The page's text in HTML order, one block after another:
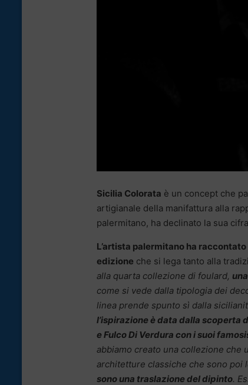
Sicilia Colorata è un concept che
artigianale della manifattura alla
palermitano, ha declinato la sua
L’artista palermitano ha
edizione che si lega tanto alla
alla quarta collezione di foulard,
come si vede dalla tipologia dei
linea prende spunto sì dalla
l’ispirazione è data dalla scoperta
e Fulco Di Verdura con i suoi
abbiamo creato una collezione che
architetture classiche che sono poi
sono una traslazione del dipinto.